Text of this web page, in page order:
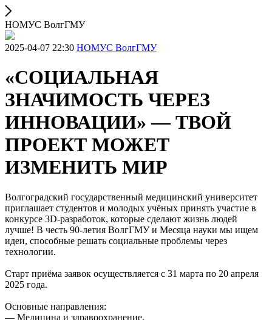
НОМУС ВолгГМУ
2025-04-07 22:30 НОМУС ВолгГМУ
«СОЦИАЛЬНАЯ
ЗНАЧИМОСТЬ ЧЕРЕЗ
ИННОВАЦИИ» — ТВОЙ
ПРОЕКТ МОЖЕТ
ИЗМЕНИТЬ МИР
Волгоградский государственный медицинский университет
приглашает студентов и молодых учёных принять участие в
конкурсе 3D-разработок, которые сделают жизнь людей
лучше! В честь 90-летия ВолгГМУ и Месяца науки мы ищем
идеи, способные решать социальные проблемы через
технологии.
Старт приёма заявок осуществляется с 31 марта по 20 апреля
2025 года.
Основные направления:
— Медицина и здравоохранение.